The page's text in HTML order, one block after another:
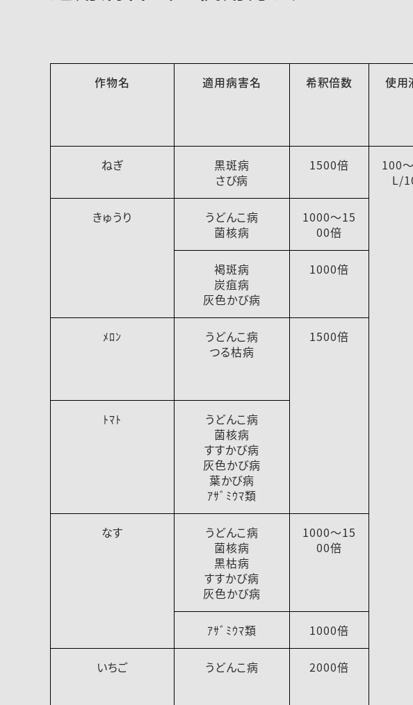
作物名 適用病害名 希釈倍数 使用
ねぎ
黒斑病
さび病
1500倍
100
L/
きゅうり
うどんこ病
菌核病
1000～15
00倍
褐斑病
炭疽病
灰色かび病
1000倍
ﾒﾛﾝ
うどんこ病
つる枯病
1500倍
ﾄﾏﾄ
うどんこ病
菌核病
すすかび病
灰色かび病
葉かび病
ｱｻﾞﾐｳﾏ類
なす
うどんこ病
菌核病
黒枯病
すすかび病
灰色かび病
1000～15
00倍
ｱｻﾞﾐｳﾏ類 1000倍
いちご うどんこ病 2000倍